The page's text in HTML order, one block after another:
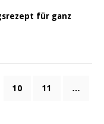
für ganz
10 11 …